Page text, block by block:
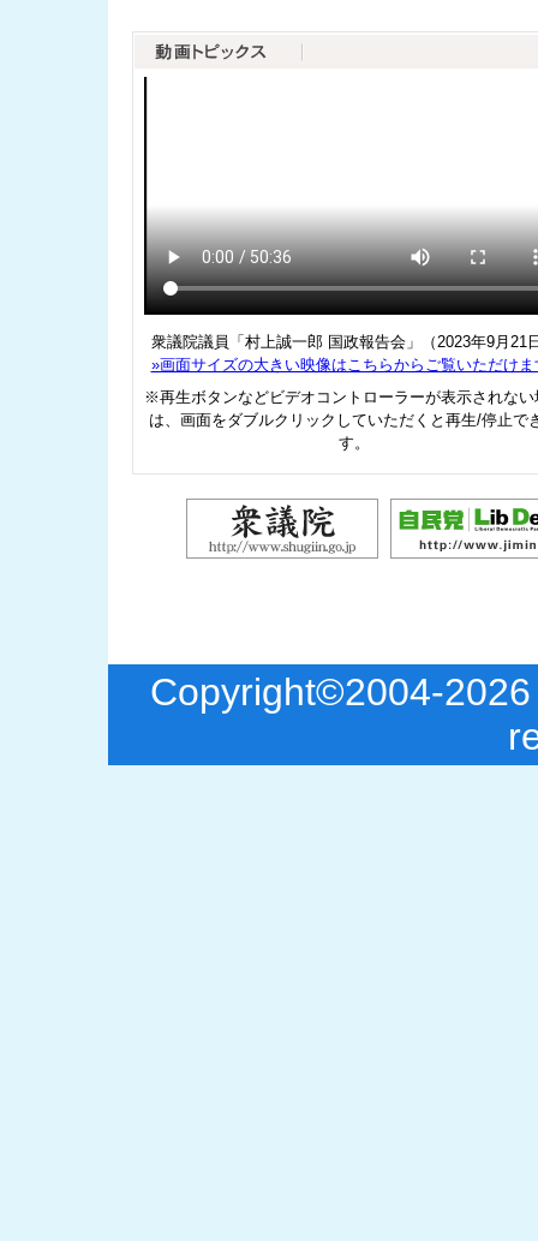
衆議院議員「村上誠一郎 国政報告会」（2023年9月21
»画面サイズの大きい映像はこちらからご覧いただけま
※再生ボタンなどビデオコントローラーが表示されない
は、画面をダブルクリックしていただくと再生/停止で
す。
Copyright©2004-